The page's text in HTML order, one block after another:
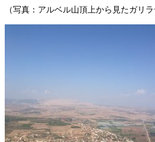
（写真：アルベル山頂上から見たガリラ